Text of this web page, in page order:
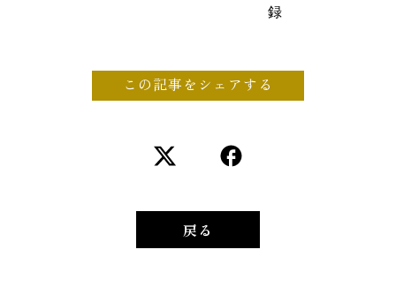
録
この記事をシェアする
戻る